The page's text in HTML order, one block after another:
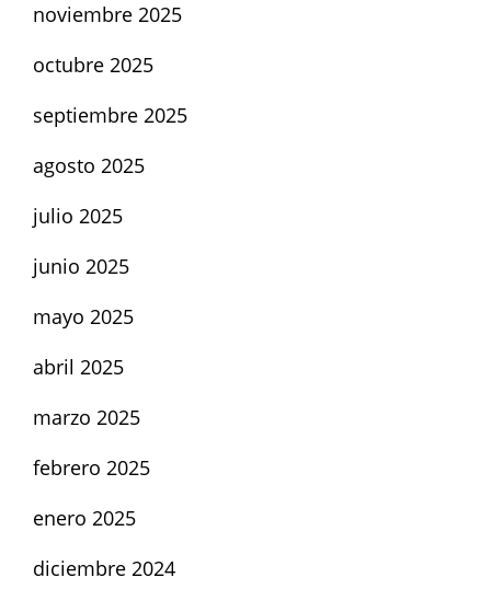
noviembre 2025
octubre 2025
septiembre 2025
agosto 2025
julio 2025
junio 2025
mayo 2025
abril 2025
marzo 2025
febrero 2025
enero 2025
diciembre 2024